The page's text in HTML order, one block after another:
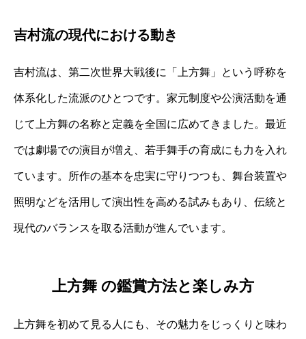
吉村流の現代における動き
吉村流は、第二次世界大戦後に「上方舞」という呼称を
体系化した流派のひとつです。家元制度や公演活動を通
じて上方舞の名称と定義を全国に広めてきました。最近
では劇場での演目が増え、若手舞手の育成にも力を入れ
ています。所作の基本を忠実に守りつつも、舞台装置や
照明などを活用して演出性を高める試みもあり、伝統と
現代のバランスを取る活動が進んでいます。
上方舞 の鑑賞方法と楽しみ方
上方舞を初めて見る人にも、その魅力をじっくりと味わ